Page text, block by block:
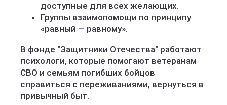
доступные для всех желающих.
Группы взаимопомощи по принципу
«равный — равному».
В фонде "Защитники Отечества" работают
психологи, которые помогают ветеранам
СВО и семьям погибших бойцов
справиться с переживаниями, вернуться в
привычный быт.